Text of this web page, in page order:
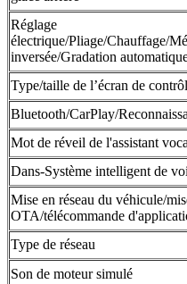
Réglage
électrique/Pliage/Chauffage/
inversée/Gradation
Type/taille de l’écran de
Bluetooth/CarPlay/
Mot de réveil de l'assistant
Dans-Système intelligent de
Mise en réseau du véhicule/
OTA/télécommande
Type de réseau
Son de moteur simulé